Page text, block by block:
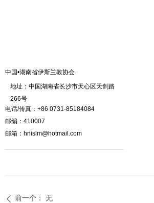
地址：中国湖南省长沙市天心区天剑路
266号
中国•湖南省伊斯兰教协会
电话/传真：+86 0731-85184084
邮编：410007
邮箱：hnislm@hotmail.com
ꄴ 前一个： 无